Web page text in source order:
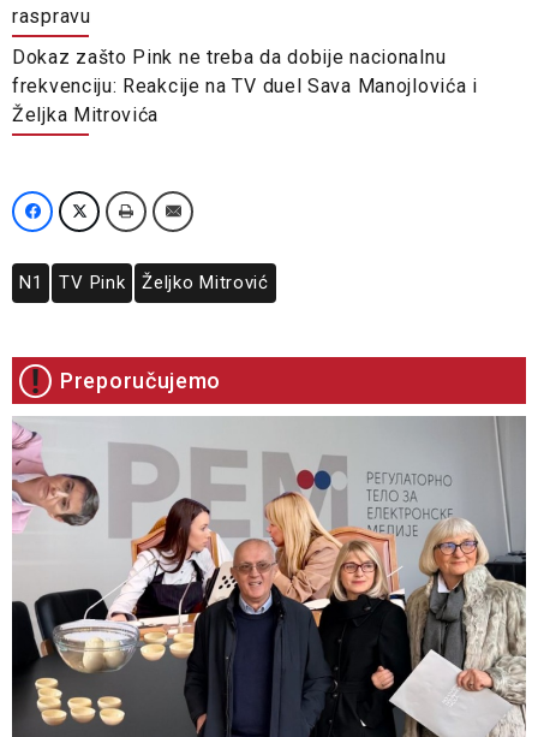
raspravu
Dokaz zašto Pink ne treba da dobije nacionalnu
frekvenciju: Reakcije na TV duel Sava Manojlovića i
Željka Mitrovića
N1 TV Pink Željko Mitrović
Preporučujemo